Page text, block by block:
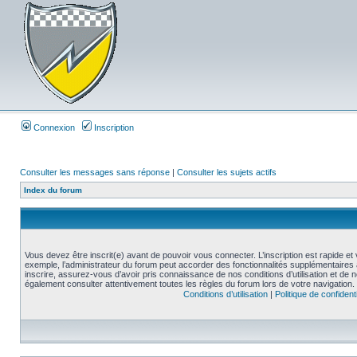
Connexion Inscription
Consulter les messages sans réponse | Consulter les sujets actifs
Index du forum
Vous devez être inscrit(e) avant de pouvoir vous connecter. L’inscription est rapide
exemple, l’administrateur du forum peut accorder des fonctionnalités
inscrire, assurez-vous d’avoir pris connaissance de nos conditions d’utilisation et de
également consulter attentivement toutes les règles du forum lors de votre navigation.
Conditions d’utilisation| Politique de